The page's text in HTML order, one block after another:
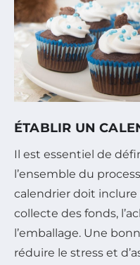
ÉTABLIR UN
Il est essentiel de
l’ensemble du
calendrier doit inclure
collecte des fonds,
l’emballage. Une
réduire le stress et